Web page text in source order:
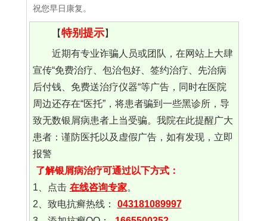
祝您早日康复。
【特别提示】
近期有专业诈骗人员或团队，在网站上大肆
宣传“免费治疗、包治包好、签约治疗、先治病
后付钱、免费送治疗仪器“等广告，同时在医院
周边还存在“医托”，将患者骗到一些黑诊所，导
致无数银屑病患者上当受骗。我院在此提醒广大
患者：谨防医托以及虚假广告，如有发现，立即
报警
了解银屑病治疗可通过以下方式：
1、点击 在线咨询专家。
2、致电抗癣热线：
043181089997